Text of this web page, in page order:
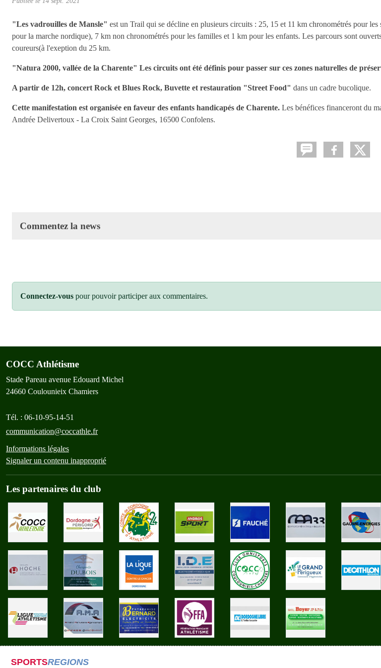
"Les vadrouilles de Mansle" est un Trail qui se décline en plusieurs circuits : 25, 15 et 11 km chronométrés pour
pour la marche nordique), 7 km non chronométrés pour les familles et 1 km pour les enfants. Les parcours sont
coureurs(à l'exeption du 25 km.
"Natura 2000, vallée de la Charente" Les circuits ont été définis pour passer sur ces zones naturelles de
A partir de 12h, concert Rock et Blues Rock, Buvette et restauration "Street Food" dans un cadre bucolique.
Cette manifestation est organisée en faveur des enfants handicapés de Charente. Les bénéfices financeront du
Andrée Delivertoux - La Croix Saint Georges, 16500 Confolens.
Commentez la news
Connectez-vous pour pouvoir participer aux commentaires.
COCC Athlétisme
Stade Pareau avenue Edouard Michel
24660 Coulounieix Chamiers
Tél. : 06-10-95-14-51
communication@coccathle.fr
Informations légales
Signaler un contenu inapproprié
Les partenaires du club
SPORTSREGIONS